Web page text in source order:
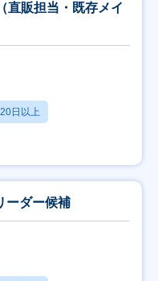
直販担当・既存メイ
日以上
ーダー候補